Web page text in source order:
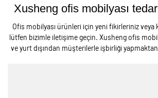
Xusheng ofis mobilyası
Ofis mobilyası ürünleri için yeni fikirleriniz
lütfen bizimle iletişime geçin. Xusheng ofis
ve yurt dışından müşterilerle işbirliği